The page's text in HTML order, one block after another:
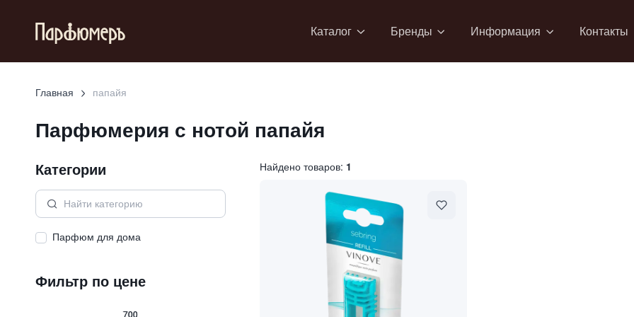
Каталог Бренды Информация Контакты
Главная папайя
Парфюмерия с нотой папайя
Найдено товаров: 1
Категории
Парфюм для дома
Фильтр по цене
700
700